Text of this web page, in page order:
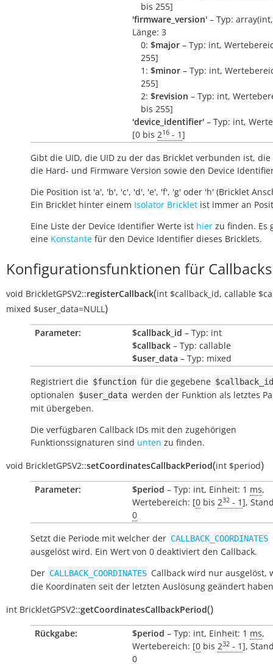
bis 255]
'firmware_version' – Typ:
Länge: 3
0: $major – Typ: int,
255]
1: $minor – Typ: int,
255]
2: $revision – Typ: int,
bis 255]
'device_identifier' – Typ: int,
[0 bis 216 - 1]
Gibt die UID, die UID zu der das Bricklet verbunden ist, die
die Hard- und Firmware Version sowie den Device
Die Position ist 'a', 'b', 'c', 'd', 'e', 'f', 'g' oder 'h' (Bricklet
Ein Bricklet hinter einem Isolator Bricklet ist immer an
Eine Liste der Device Identifier Werte ist hier zu finden. Es
eine Konstante für den Device Identifier dieses Bricklets.
Konfigurationsfunktionen für Callbacks
void BrickletGPSV2::registerCallback(int $callback_id, callable
mixed $user_data=NULL)
Parameter: $callback_id – Typ: int
$callback – Typ: callable
$user_data – Typ: mixed
Registriert die $function für die gegebene $callback_id
optionalen $user_data werden der Funktion als letztes
mit übergeben.
Die verfügbaren Callback IDs mit den zugehörigen
Funktionssignaturen sind unten zu finden.
void BrickletGPSV2::setCoordinatesCallbackPeriod(int $period)
Parameter: $period – Typ: int, Einheit: 1 ms,
Wertebereich: [0 bis 232 - 1],
0
Setzt die Periode mit welcher der CALLBACK_COORDINATES
ausgelöst wird. Ein Wert von 0 deaktiviert den Callback.
Der CALLBACK_COORDINATES Callback wird nur ausgelöst,
die Koordinaten seit der letzten Auslösung geändert
int BrickletGPSV2::getCoordinatesCallbackPeriod()
Rückgabe: $period – Typ: int, Einheit: 1 ms,
Wertebereich: [0 bis 232 - 1],
0